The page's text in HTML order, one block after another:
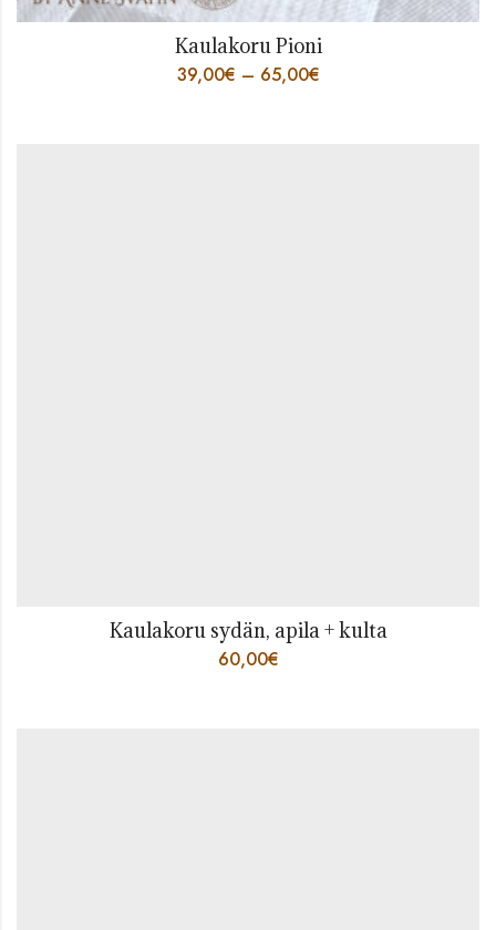
Kaulakoru Pioni
39,00€ – 65,00€
Kaulakoru sydän, apila + kulta
60,00€